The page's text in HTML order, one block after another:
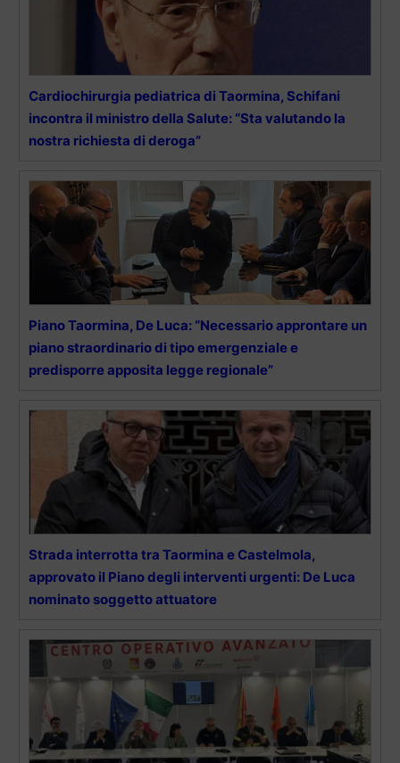
Cardiochirurgia pediatrica di Taormina, Schifani
incontra il ministro della Salute: “Sta valutando la
nostra richiesta di deroga”
Piano Taormina, De Luca: “Necessario approntare un
piano straordinario di tipo emergenziale e
predisporre apposita legge regionale”
Strada interrotta tra Taormina e Castelmola,
approvato il Piano degli interventi urgenti: De Luca
nominato soggetto attuatore